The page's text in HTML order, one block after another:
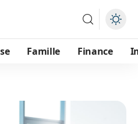
Famille Finance